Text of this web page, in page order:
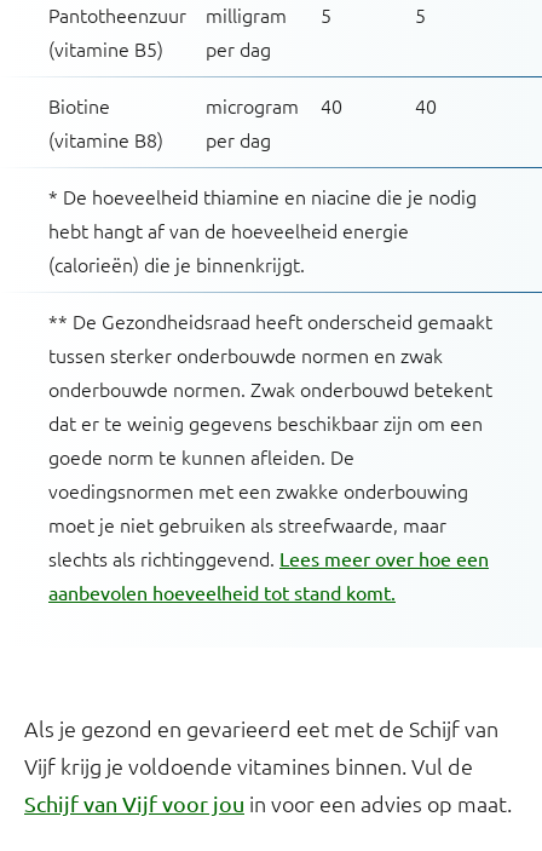
Pantotheenzuur
(vitamine B5)
milligram
per dag
5 5
Biotine
(vitamine B8)
microgram
per dag
40 40
* De hoeveelheid thiamine en niacine die je nodig
hebt hangt af van de hoeveelheid energie
(calorieën) die je binnenkrijgt.
** De Gezondheidsraad heeft onderscheid gemaakt
tussen sterker onderbouwde normen en zwak
onderbouwde normen. Zwak onderbouwd betekent
dat er te weinig gegevens beschikbaar zijn om een
goede norm te kunnen afleiden. De
voedingsnormen met een zwakke onderbouwing
moet je niet gebruiken als streefwaarde, maar
slechts als richtinggevend. Lees meer over hoe een
aanbevolen hoeveelheid tot stand komt.
Als je gezond en gevarieerd eet met de Schijf van
Vijf krijg je voldoende vitamines binnen. Vul de
Schijf van Vijf voor jou in voor een advies op maat.